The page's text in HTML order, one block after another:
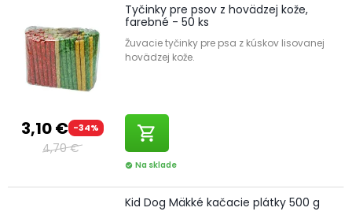
3,10 € -34%
4,70 €
Tyčinky pre psov z hovädzej kože,
farebné - 50 ks
Žuvacie tyčinky pre psa z kúskov lisovanej
hovädzej kože.
shopping_cart
check_circle Na sklade
Kid Dog Mäkké kačacie plátky 500 g